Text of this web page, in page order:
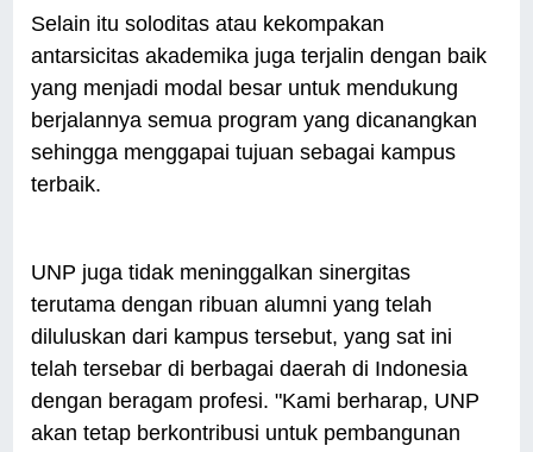
Selain itu soloditas atau kekompakan
antarsicitas akademika juga terjalin dengan baik
yang menjadi modal besar untuk mendukung
berjalannya semua program yang dicanangkan
sehingga menggapai tujuan sebagai kampus
terbaik.
UNP juga tidak meninggalkan sinergitas
terutama dengan ribuan alumni yang telah
diluluskan dari kampus tersebut, yang sat ini
telah tersebar di berbagai daerah di Indonesia
dengan beragam profesi. "Kami berharap, UNP
akan tetap berkontribusi untuk pembangunan